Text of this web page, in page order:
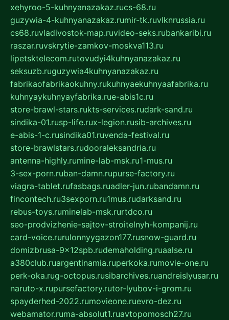
xehyroo-5-kuhnyanazakaz.rucs-68.ru
guzywia-4-kuhnyanazakaz.rumir-tk.ruvlknrussia.ru
cs68.ruvladivostok-map.ruvideo-seks.rubankaribi.ru
raszar.ruvskrytie-zamkov-moskva113.ru
lipetsktelecom.rutovudyi4kuhnyanazakaz.ru
seksuzb.ruguzywia4kuhnyanazakaz.ru
fabrikaofabrikaokuhny.rukuhnyaekuhnyaafabrika.ru
kuhnyaykuhnyayfabrika.rue-abis1c.ru
store-brawl-stars.rukts-services.rudark-sand.ru
sindika-01.rusp-life.rux-legion.rusib-archives.ru
e-abis-1-c.rusindika01.ruvenda-festival.ru
store-brawlstars.rudooraleksandria.ru
antenna-highly.rumine-lab-msk.ru1-mus.ru
3-sex-porn.ruban-damn.rupurse-factory.ru
viagra-tablet.rufasbags.ruadler-jun.rubandamn.ru
fincontech.ru3sexporn.ru1mus.rudarksand.ru
rebus-toys.ruminelab-msk.rurtdco.ru
seo-prodvizhenie-sajtov-stroitelnyh-kompanij.ru
card-voice.rurulonnyygazon177.rusnow-guard.ru
domizbrusa-9x12spb.rudemaholding.ruaalse.ru
a380club.ruargentinamia.ruperkoka.rumovie-one.ru
perk-oka.rug-octopus.rusibarchives.ruandreislyusar.ru
naruto-x.rupursefactory.rutor-lyubov-i-grom.ru
spayderhed-2022.rumovieone.ruevro-dez.ru
webamator.ruma-absolut1.ruavtopomosch27.ru